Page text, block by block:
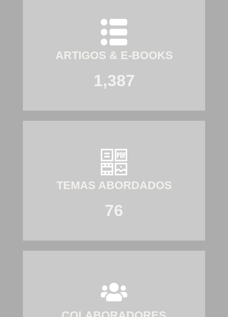
ARTIGOS & E-BOOKS
1,387
TEMAS ABORDADOS
76